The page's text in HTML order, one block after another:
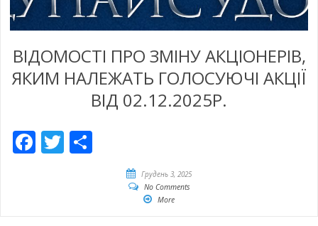
ВІДОМОСТІ ПРО ЗМІНУ АКЦІОНЕРІВ,
ЯКИМ НАЛЕЖАТЬ ГОЛОСУЮЧІ АКЦІЇ
ВІД 02.12.2025Р.
Facebook
Twitter
Грудень 3, 2025
No Comments
More